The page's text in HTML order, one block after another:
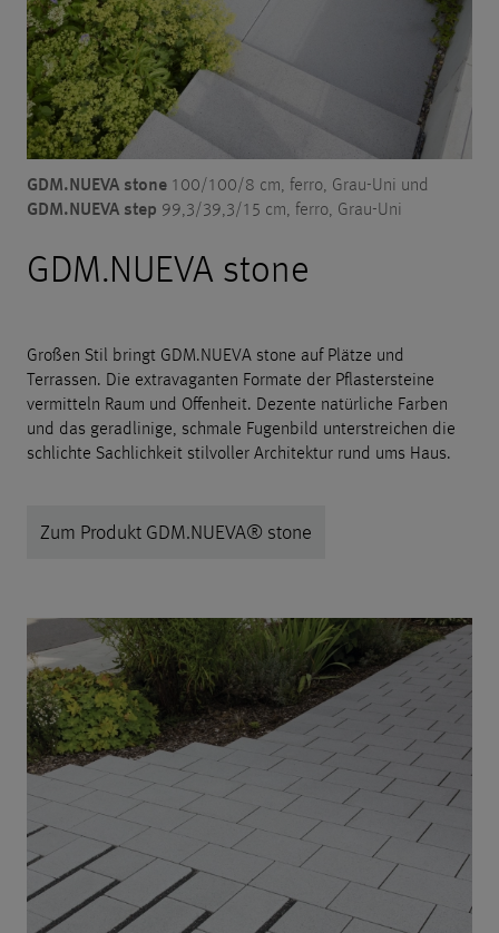
GDM.NUEVA stone 100/100/8 cm, ferro, Grau-Uni und
GDM.NUEVA step 99,3/39,3/15 cm, ferro, Grau-Uni
GDM.NUEVA stone
Großen Stil bringt GDM.NUEVA stone auf Plätze und
Terrassen. Die extravaganten Formate der Pflastersteine
vermitteln Raum und Offenheit. Dezente natürliche Farben
und das geradlinige, schmale Fugenbild unterstreichen die
schlichte Sachlichkeit stilvoller Architektur rund ums Haus.
Zum Produkt GDM.NUEVA® stone